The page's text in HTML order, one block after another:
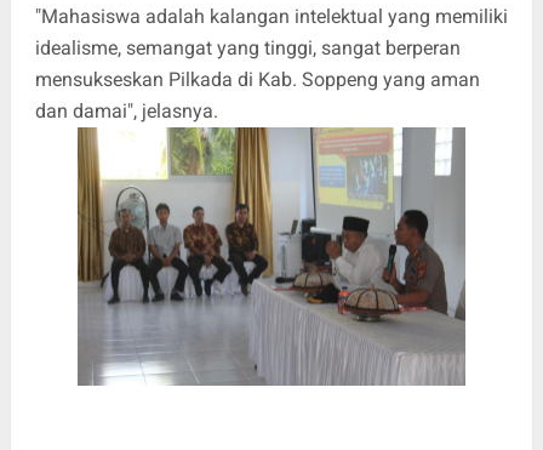
"Mahasiswa adalah kalangan intelektual yang memiliki
idealisme, semangat yang tinggi, sangat berperan
mensukseskan Pilkada di Kab. Soppeng yang aman
dan damai", jelasnya.